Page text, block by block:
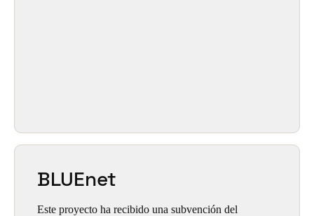
BLUEnet
Este proyecto ha recibido una subvención del